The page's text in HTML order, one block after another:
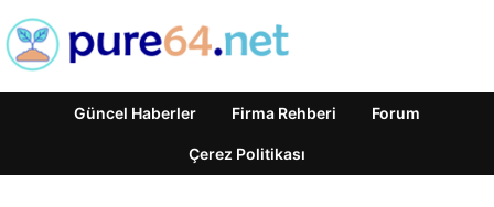
Güncel Haberler Firma Rehberi Forum
Çerez Politikası